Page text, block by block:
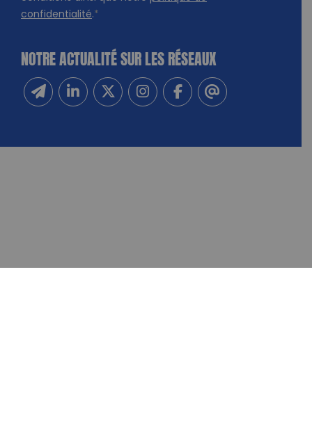
confidentialité.*
NOTRE ACTUALITÉ SUR LES RÉSEAUX